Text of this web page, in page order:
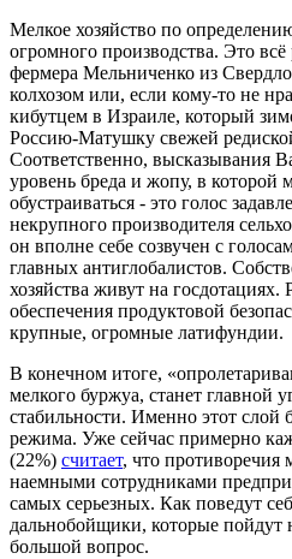
Мелкое хозяйство по
огромного производства. Это всё
фермера Мельниченко из
колхозом или, если кому-то не
кибутцем в Израиле, который
Россию-Матушку свежей
Соответственно, высказывания
уровень бреда и жопу, в которой
обустраиваться - это голос
некрупного производителя
он вполне себе созвучен с
главных антиглобалистов.
хозяйства живут на
обеспечения продуктовой
крупные, огромные латифундии.
В конечном итоге,
мелкого буржуа, станет главной
стабильности. Именно этот слой
режима. Уже сейчас примерно
(22%) считает, что противоречия
наемными сотрудниками
самых серьезных. Как поведут
дальнобойщики, которые пойдут
большой вопрос.